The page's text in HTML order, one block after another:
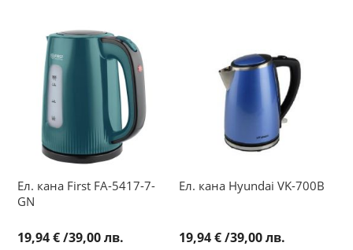
Ел. кана First FA-5417-7-
GN
19,94 €/39,00 лв.
Ел. кана Hyundai VK-700B
19,94 €/39,00 лв.